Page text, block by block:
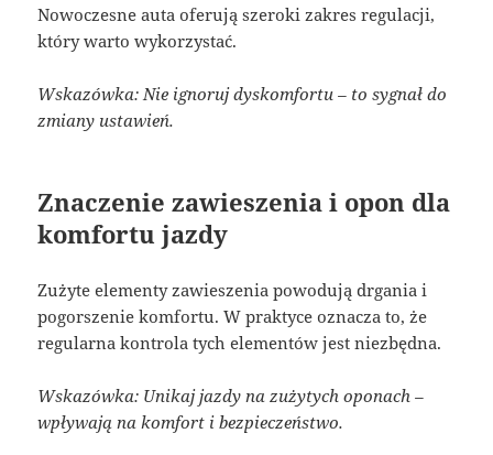
Nowoczesne auta oferują szeroki zakres regulacji,
który warto wykorzystać.
Wskazówka: Nie ignoruj dyskomfortu – to sygnał do
zmiany ustawień.
Znaczenie zawieszenia i opon dla
komfortu jazdy
Zużyte elementy zawieszenia powodują drgania i
pogorszenie komfortu. W praktyce oznacza to, że
regularna kontrola tych elementów jest niezbędna.
Wskazówka: Unikaj jazdy na zużytych oponach –
wpływają na komfort i bezpieczeństwo.